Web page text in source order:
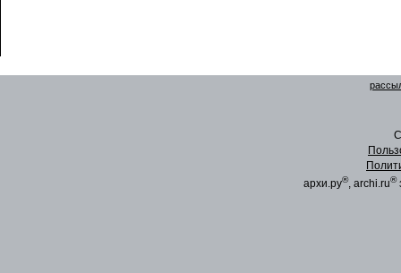
архи.ру®, archi.ru®